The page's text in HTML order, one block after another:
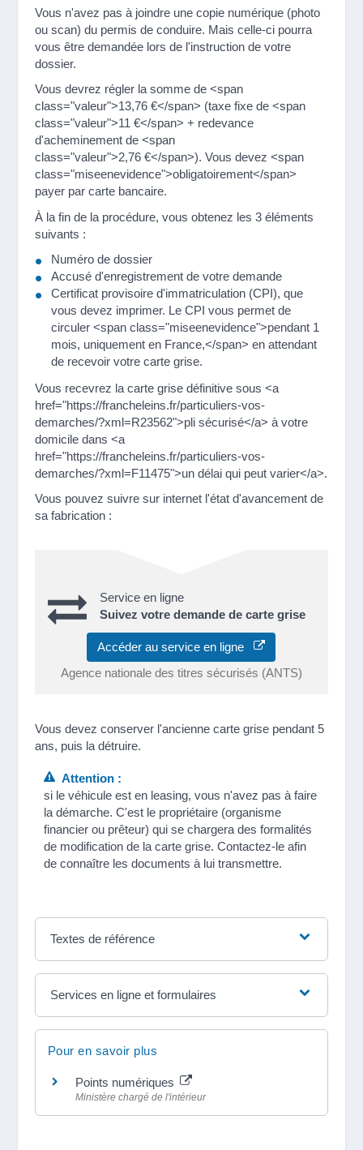
Vous n'avez pas à joindre une copie numérique (photo
ou scan) du permis de conduire. Mais celle-ci pourra
vous être demandée lors de l'instruction de votre
dossier.
Vous devrez régler la somme de <span
class="valeur">13,76 €</span> (taxe fixe de <span
class="valeur">11 €</span> + redevance
d'acheminement de <span
class="valeur">2,76 €</span>). Vous devez <span
class="miseenevidence">obligatoirement</span>
payer par carte bancaire.
À la fin de la procédure, vous obtenez les 3 éléments
suivants :
Numéro de dossier
Accusé d'enregistrement de votre demande
Certificat provisoire d'immatriculation (CPI), que
vous devez imprimer. Le CPI vous permet de
circuler <span class="miseenevidence">pendant 1
mois, uniquement en France,</span> en attendant
de recevoir votre carte grise.
Vous recevrez la carte grise définitive sous <a
href="https://francheleins.fr/particuliers-vos-
demarches/?xml=R23562">pli sécurisé</a> à votre
domicile dans <a
href="https://francheleins.fr/particuliers-vos-
demarches/?xml=F11475">un délai qui peut varier</a>.
Vous pouvez suivre sur internet l'état d'avancement de
sa fabrication :
Service en ligne
Suivez votre demande de carte grise
Accéder au service en ligne
Agence nationale des titres sécurisés (ANTS)
Vous devez conserver l'ancienne carte grise pendant 5
ans, puis la détruire.
Attention :
si le véhicule est en leasing, vous n'avez pas à faire
la démarche. C'est le propriétaire (organisme
financier ou prêteur) qui se chargera des formalités
de modification de la carte grise. Contactez-le afin
de connaître les documents à lui transmettre.
Textes de référence
Services en ligne et formulaires
Pour en savoir plus
Points numériques
Ministère chargé de l'intérieur